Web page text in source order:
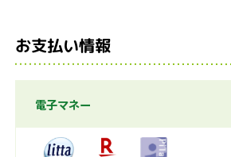
お支払い情報
電子マネー